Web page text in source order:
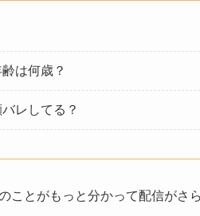
は何歳？
レしてる？
ことがもっと分かって配信がさ